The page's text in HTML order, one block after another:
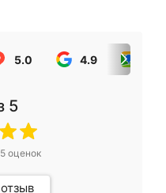
5.0 4.9
5
оценок